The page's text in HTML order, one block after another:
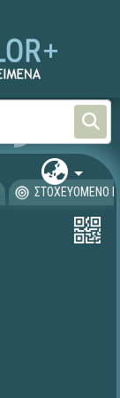
ΣΤΟΧΕΥΟΜΕΝΟ